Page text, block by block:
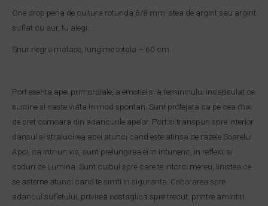
One drop perla de cultura rotunda 6/8 mm, stea de argint sau argint
suflat cu aur, tu alegi.
Snur negru matase, lungime totala – 60 cm
Port esenta apei primordiale, a emotiei si a femininului incapsulat ce
sustine si naste viata in mod spontan. Sunt protejata ca pe cea mai
de pret comoara din adancurile apelor. Port si transpun spre interior
dansul si stralucirea apei atunci cand este atinsa de razele Soarelui.
Apoi, ca intr-un vis, sunt prelungirea ei in intuneric, in reflexii si
coduri de Lumina. Sunt cuibul spre care te intorci mereu, linistea ce
se asterne atunci cand te simti in siguranta. Coborarea spre
adancul sufletului, privirea nostaglica spre trecut, printre amintiri.